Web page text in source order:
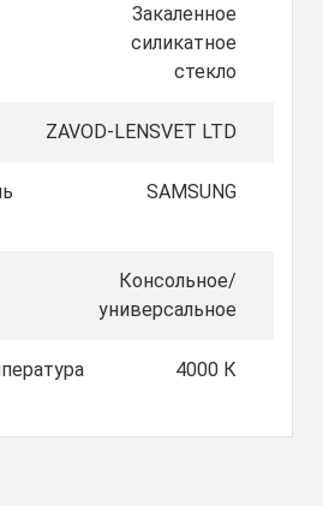
Закаленное
силикатное
стекло
ZAVOD-LENSVET LTD
SAMSUNG
Консольное/
универсальное
4000 К